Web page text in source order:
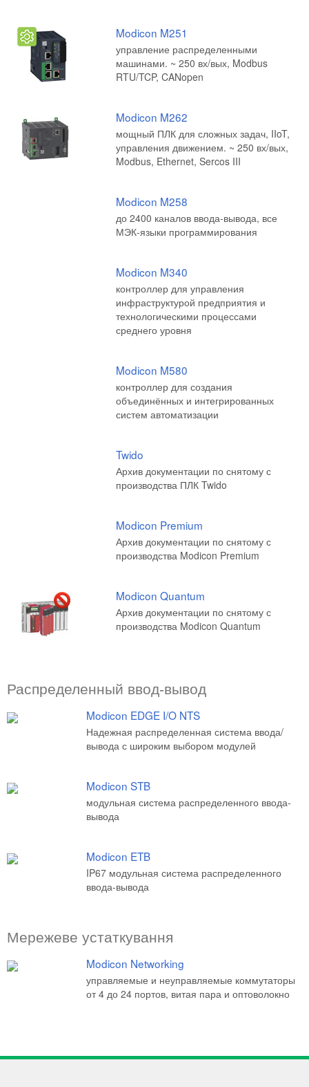
Modicon M251
управление распределенными
машинами. ~ 250 вх/вых, Modbus
RTU/TCP, CANopen
Modicon M262
мощный ПЛК для сложных задач, IIoT,
управления движением. ~ 250 вх/вых,
Modbus, Ethernet, Sercos III
Modicon M258
до 2400 каналов ввода-вывода, все
МЭК-языки программирования
Modicon M340
контроллер для управления
инфраструктурой предприятия и
технологическими процессами
среднего уровня
Modicon M580
контроллер для создания
объединённых и интегрированных
систем автоматизации
Twido
Архив документации по снятому с
производства ПЛК Twido
Modicon Premium
Архив документации по снятому с
производства Modicon Premium
Modicon Quantum
Архив документации по снятому с
производства Modicon Quantum
Распределенный ввод-вывод
Modicon EDGE I/O NTS
Надежная распределенная система ввода/
вывода с широким выбором модулей
Modicon STB
модульная система распределенного ввода-
вывода
Modicon ETB
IP67 модульная система распределенного
ввода-вывода
Мережеве устаткування
Modicon Networking
управляемые и неуправляемые коммутаторы
от 4 до 24 портов, витая пара и оптоволокно